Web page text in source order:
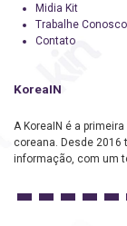
Midia Kit
Trabalhe Conosco
Contato
KoreaIN
A KoreaIN é a
coreana. Desde 2016
informação, com um